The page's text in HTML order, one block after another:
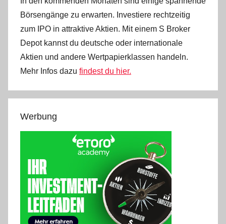
Börsengänge zu erwarten. Investiere rechtzeitig
zum IPO in attraktive Aktien. Mit einem S Broker
Depot kannst du deutsche oder internationale
Aktien und andere Wertpapierklassen handeln.
Mehr Infos dazu findest du hier.
Werbung